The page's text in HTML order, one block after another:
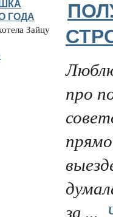
ГОДА
Зайцу
про
за ...